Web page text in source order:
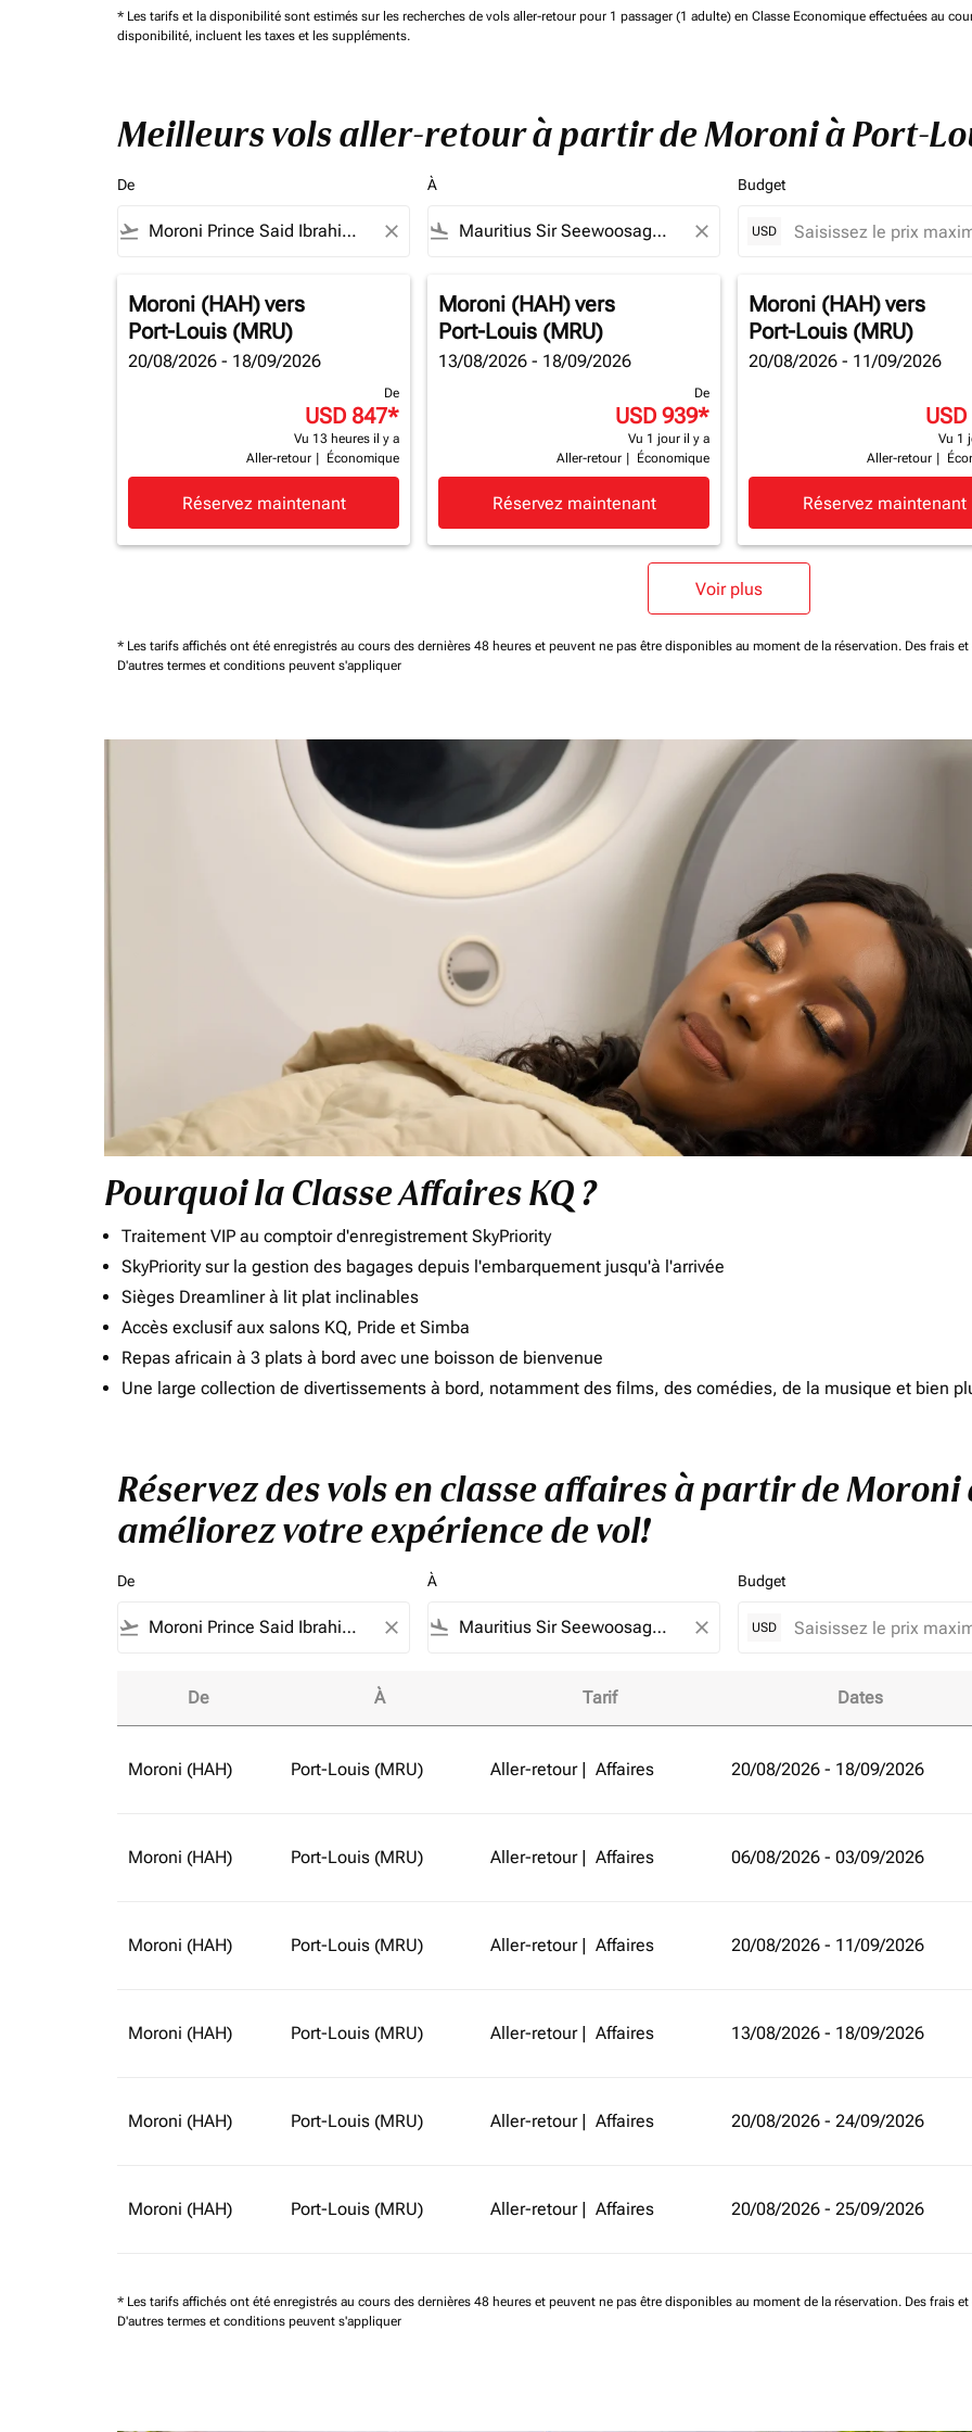
* Les tarifs et la disponibilité sont estimés sur les recherches de vols aller-retour pour 1 passager (1 adulte) en Classe Economique effectuées au
disponibilité, incluent les taxes et les suppléments.
Meilleurs vols aller-retour à partir de Moroni à Port-
De
flight_takeoff close
À
flight_land close
Budget
USD
Moroni (HAH)vers
Port-Louis (MRU)
20/08/2026 - 18/09/2026
De
USD 847*
Vu 13 heures il y a
Aller-retour
Économique
Réservez maintenant
Moroni (HAH)vers
Port-Louis (MRU)
13/08/2026 - 18/09/2026
De
USD 939*
Vu 1 jour il y a
Aller-retour
Économique
Réservez maintenant
Moroni (HAH)vers
Port-Louis (MRU)
20/08/2026 - 11/09/2026
Vu 1
Aller-retour
Réservez maintenant
Voir plus
* Les tarifs affichés ont été enregistrés au cours des dernières 48 heures et peuvent ne pas être disponibles au moment de la réservation. Des frais
D'autres termes et conditions peuvent s'appliquer
Pourquoi la Classe Affaires KQ ?
Traitement VIP au comptoir d'enregistrement SkyPriority
SkyPriority sur la gestion des bagages depuis l'embarquement jusqu'à l'arrivée
Sièges Dreamliner à lit plat inclinables
Accès exclusif aux salons KQ, Pride et Simba
Repas africain à 3 plats à bord avec une boisson de bienvenue
Une large collection de divertissements à bord, notamment des films, des comédies, de la musique et bien
Réservez des vols en classe affaires à partir de
améliorez votre expérience de vol!
De
flight_takeoff close
À
flight_land close
Budget
USD
De À Tarif Dates
Moroni (HAH) Port-Louis (MRU) Aller-retour | Affaires 20/08/2026 - 18/09/2026
Moroni (HAH) Port-Louis (MRU) Aller-retour | Affaires 06/08/2026 - 03/09/2026
Moroni (HAH) Port-Louis (MRU) Aller-retour | Affaires 20/08/2026 - 11/09/2026
Moroni (HAH) Port-Louis (MRU) Aller-retour | Affaires 13/08/2026 - 18/09/2026
Moroni (HAH) Port-Louis (MRU) Aller-retour | Affaires 20/08/2026 - 24/09/2026
Moroni (HAH) Port-Louis (MRU) Aller-retour | Affaires 20/08/2026 - 25/09/2026
* Les tarifs affichés ont été enregistrés au cours des dernières 48 heures et peuvent ne pas être disponibles au moment de la réservation. Des frais
D'autres termes et conditions peuvent s'appliquer